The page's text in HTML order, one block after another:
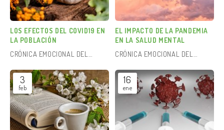
LOS EFECTOS DEL COVID19 EN
LA POBLACIÓN
CRÓNICA EMOCIONAL DEL
EL IMPACTO DE LA PANDEMIA
EN LA SALUD MENTAL
CRÓNICA EMOCIONAL DEL
3
feb
16
ene